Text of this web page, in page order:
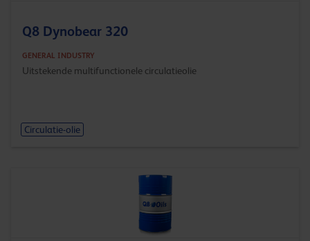
Q8 Dynobear 320
GENERAL INDUSTRY
Uitstekende multifunctionele circulatieolie
Circulatie-olie